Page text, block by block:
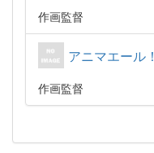
作画監督
アニマエール！
作画監督